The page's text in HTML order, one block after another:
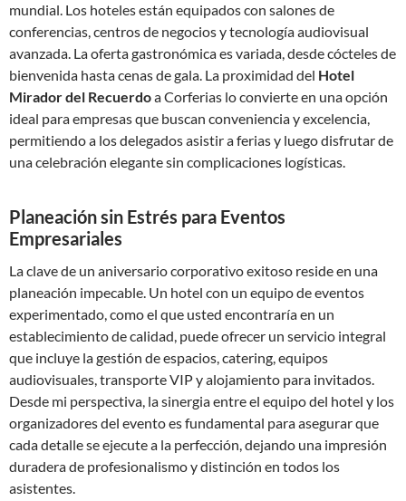
mundial. Los hoteles están equipados con salones de
conferencias, centros de negocios y tecnología audiovisual
avanzada. La oferta gastronómica es variada, desde cócteles de
bienvenida hasta cenas de gala. La proximidad del Hotel
Mirador del Recuerdoa Corferias lo convierte en una opción
ideal para empresas que buscan conveniencia y excelencia,
permitiendo a los delegados asistir a ferias y luego disfrutar de
una celebración elegante sin complicaciones logísticas.
Planeación sin Estrés para Eventos
Empresariales
La clave de un aniversario corporativo exitoso reside en una
planeación impecable. Un hotel con un equipo de eventos
experimentado, como el que usted encontraría en un
establecimiento de calidad, puede ofrecer un servicio integral
que incluye la gestión de espacios, catering, equipos
audiovisuales, transporte VIP y alojamiento para invitados.
Desde mi perspectiva, la sinergia entre el equipo del hotel y los
organizadores del evento es fundamental para asegurar que
cada detalle se ejecute a la perfección, dejando una impresión
duradera de profesionalismo y distinción en todos los
asistentes.